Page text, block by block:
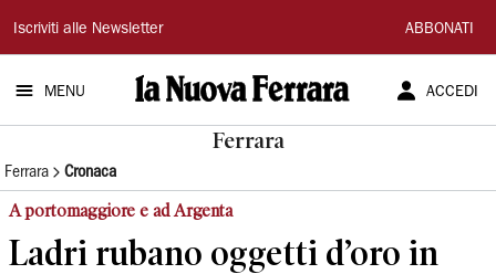
La
Nuova
Ferrara
Iscriviti alle Newsletter ABBONATI
MENU ACCEDI
Ferrara
Ferrara Cronaca
A portomaggiore e ad Argenta
Ladri rubano oggetti d’oro in